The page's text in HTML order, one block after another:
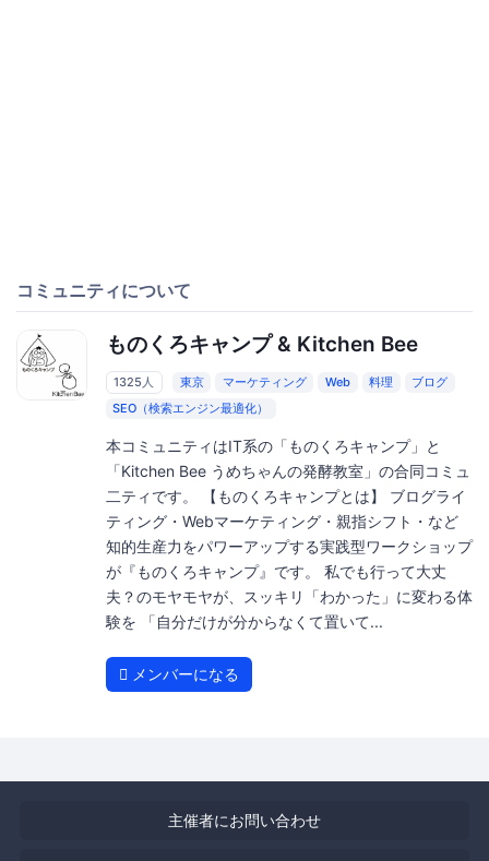
コミュニティについて
ものくろキャンプ & Kitchen Bee
1325人 東京 マーケティング Web 料理
ブログ
SEO（検索エンジン最適化）
本コミュニティはIT系の「ものくろキャンプ」と
「Kitchen Bee うめちゃんの発酵教室」の合同コミュ
二ティです。 【ものくろキャンプとは】 ブログライ
ティング・Webマーケティング・親指シフト・など
知的生産力をパワーアップする実践型ワークショップ
が『ものくろキャンプ』です。 私でも行って大丈
夫？のモヤモヤが、スッキリ「わかった」に変わる体
験を 「自分だけが分からなくて置いて...
メンバーになる
主催者にお問い合わせ